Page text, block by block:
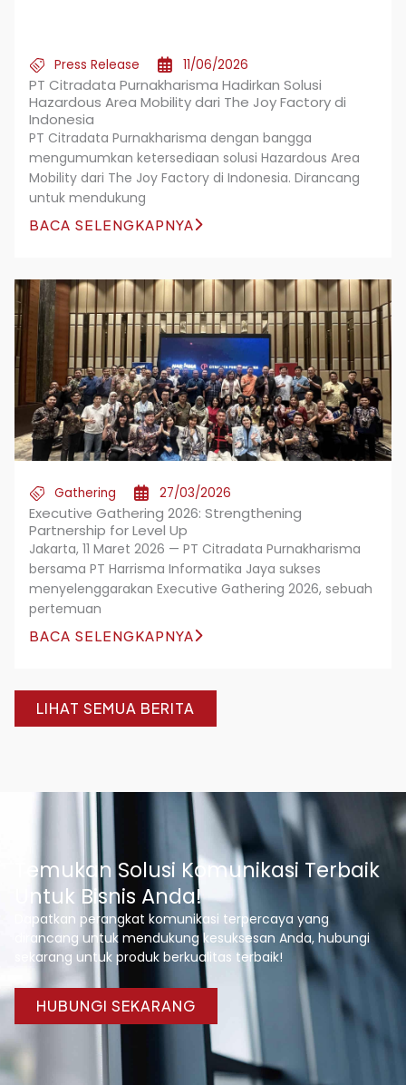
LIHAT SEMUA BERITA
Press Release 11/06/2026
PT Citradata Purnakharisma Hadirkan Solusi
Hazardous Area Mobility dari The Joy Factory di
Indonesia
PT Citradata Purnakharisma dengan bangga
mengumumkan ketersediaan solusi Hazardous Area
Mobility dari The Joy Factory di Indonesia. Dirancang
untuk mendukung
BACA SELENGKAPNYA
Gathering 27/03/2026
Executive Gathering 2026: Strengthening
Partnership for Level Up
Jakarta, 11 Maret 2026 — PT Citradata Purnakharisma
bersama PT Harrisma Informatika Jaya sukses
menyelenggarakan Executive Gathering 2026, sebuah
pertemuan
BACA SELENGKAPNYA
Temukan Solusi Komunikasi Terbaik
Untuk Bisnis Anda!
Dapatkan perangkat komunikasi terpercaya yang
dirancang untuk mendukung kesuksesan Anda, hubungi
sekarang untuk produk berkualitas terbaik!
HUBUNGI SEKARANG